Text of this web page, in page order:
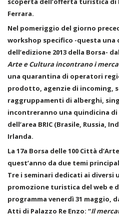
Ferrara.
Nel pomeriggio del giorno
workshop specifico -questa
dell’edizione 2013 della Borsa-
Arte e Cultura incontrano i
una quarantina di operatori
prodotto, agenzie di incoming,
raggruppamenti di alberghi,
incontreranno una quindicina di
dell’area BRIC (Brasile, Russia,
Irlanda.
La 17a Borsa delle 100 Città
quest’anno da due temi
Tre i seminari dedicati ai diversi
promozione turistica del web e
programma venerdì 31 maggio,
Atti di Palazzo Re Enzo: “Il